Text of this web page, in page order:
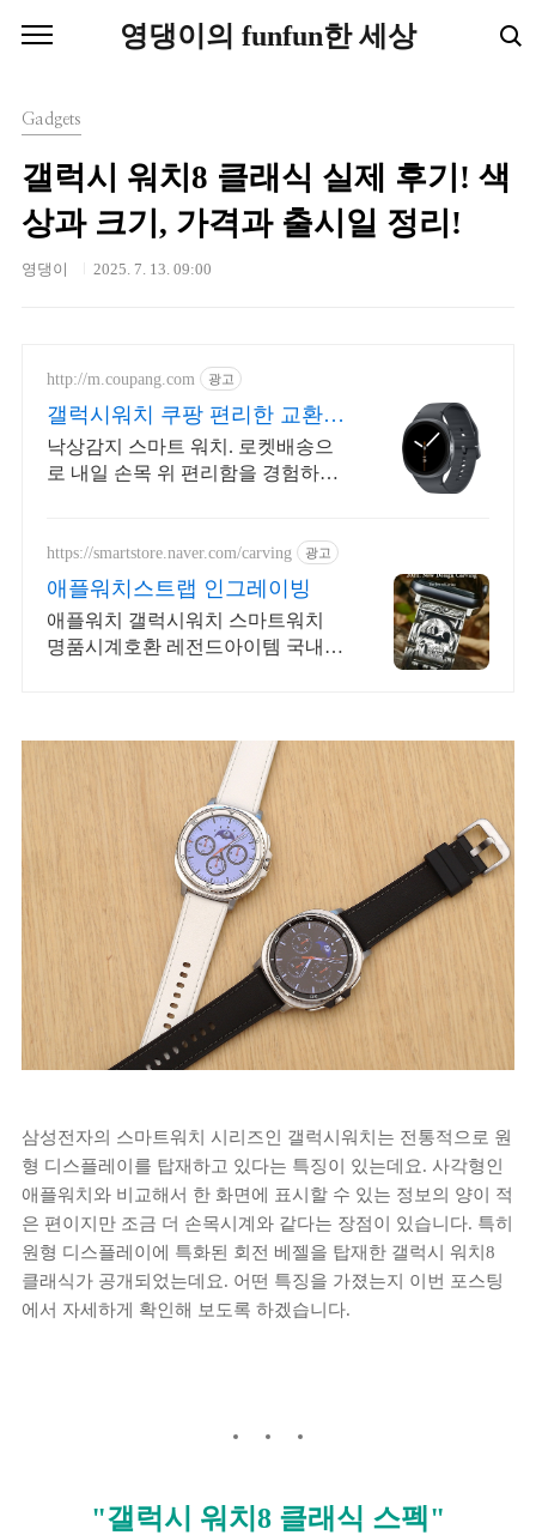
영댕이의 funfun한 세상
Gadgets
갤럭시 워치8 클래식 실제 후기! 색
상과 크기, 가격과 출시일 정리!
영댕이 2025. 7. 13. 09:00
http://m.coupang.com 광고
갤럭시워치 쿠팡 편리한 교환
반품
낙상감지 스마트 워치. 로켓배송으
로 내일 손목 위 편리함을 경험하세
하게.
https://smartstore.naver.com/carving 광고
애플워치스트랩 인그레이빙
애플워치 갤럭시워치 스마트워치
명품시계호환 레전드아이템 국내판
삼성전자의 스마트워치 시리즈인 갤럭시워치는 전통적으로 원
형 디스플레이를 탑재하고 있다는 특징이 있는데요. 사각형인
애플워치와 비교해서 한 화면에 표시할 수 있는 정보의 양이 적
은 편이지만 조금 더 손목시계와 같다는 장점이 있습니다. 특히
원형 디스플레이에 특화된 회전 베젤을 탑재한 갤럭시 워치8
클래식가 공개되었는데요. 어떤 특징을 가졌는지 이번 포스팅
에서 자세하게 확인해 보도록 하겠습니다.
"갤럭시 워치8 클래식 스펙"